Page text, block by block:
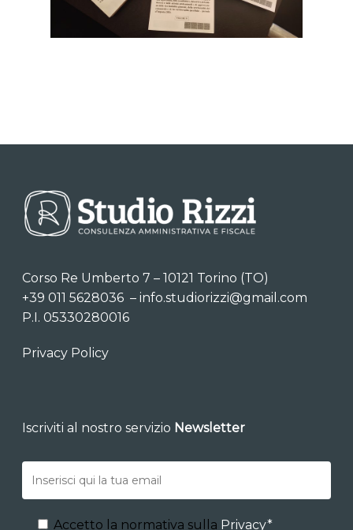
Corso Re Umberto 7 – 10121 Torino (TO)
+39 011 5628036 – info.studiorizzi@gmail.com
P.I. 05330280016
Privacy Policy
Iscriviti al nostro servizio Newsletter
Accetto la normativa sulla Privacy*